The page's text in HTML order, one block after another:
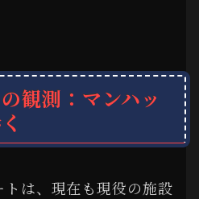
観測：マンハッ
は、現在も現役の施設